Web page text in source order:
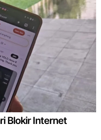
Blokir Internet